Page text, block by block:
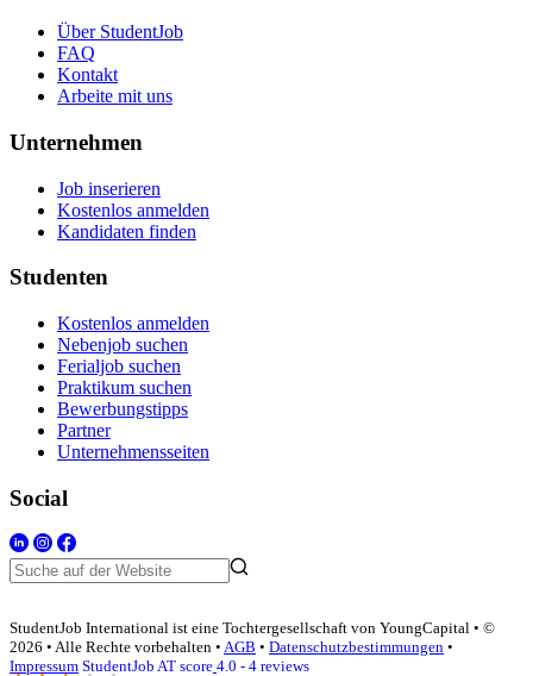
Über StudentJob
FAQ
Kontakt
Arbeite mit uns
Unternehmen
Job inserieren
Kostenlos anmelden
Kandidaten finden
Studenten
Kostenlos anmelden
Nebenjob suchen
Ferialjob suchen
Praktikum suchen
Bewerbungstipps
Partner
Unternehmensseiten
Social
StudentJob International ist eine Tochtergesellschaft von YoungCapital • ©
2026 • Alle Rechte vorbehalten • AGB • Datenschutzbestimmungen •
Impressum StudentJob AT score 4.0 - 4 reviews